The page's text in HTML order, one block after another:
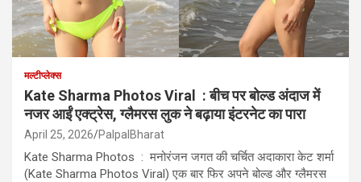
मल्टीप्लेक्स
Kate Sharma Photos Viral : बीच पर बोल्ड अंदाज में
नजर आईं एक्ट्रेस, ग्लैमरस लुक ने बढ़ाया इंटरनेट का पारा
April 25, 2026 PalpalBharat
Kate Sharma Photos : मनोरंजन जगत की चर्चित अदाकारा केट शर्मा
(Kate Sharma Photos Viral) एक बार फिर अपने बोल्ड और ग्लैमरस